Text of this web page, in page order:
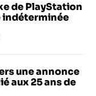
de PlayStation
indéterminée
une annonce
aux 25 ans de